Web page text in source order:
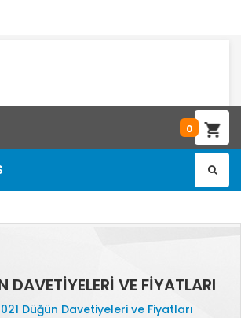
0
DAVETIYELERI VE FIYATLARI
Düğün Davetiyeleri ve Fiyatları